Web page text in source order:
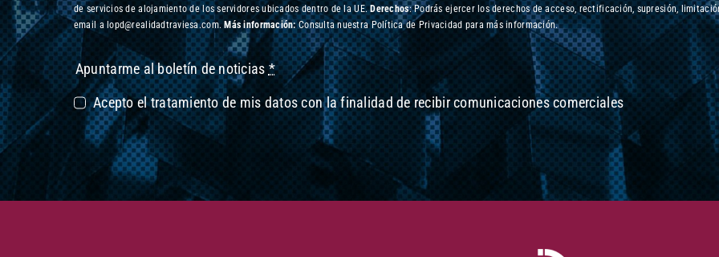
de servicios de alojamiento de los servidores ubicados dentro de la UE.Derechos: Podrás ejercer los derechos de acceso, rectificación, supresión,
email a lopd@realidadtraviesa.com. Más información:Consulta nuestra Política de Privacidad para más información.
Apuntarme al boletín de noticias *
Acepto el tratamiento de mis datos con la finalidad de recibir comunicaciones comerciales